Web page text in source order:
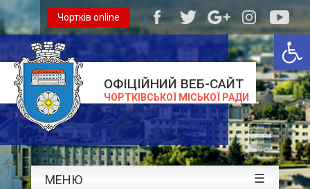
ОФІЦІЙНИЙ ВЕБ-САЙТ
ЧОРТКІВСЬКОЇ МІСЬКОЇ РАДИ
Чортків online
МЕНЮ ☰